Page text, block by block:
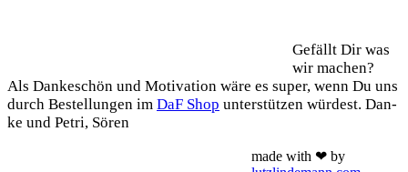
Gefällt Dir was
wir machen?
Als Dan­ke­schön und Moti­va­ti­on wäre es super, wenn Du uns
durch Bestel­lun­gen im DaF Shop unter­stüt­zen wür­dest. Dan­
ke und Petri, Sören
made with ❤ by